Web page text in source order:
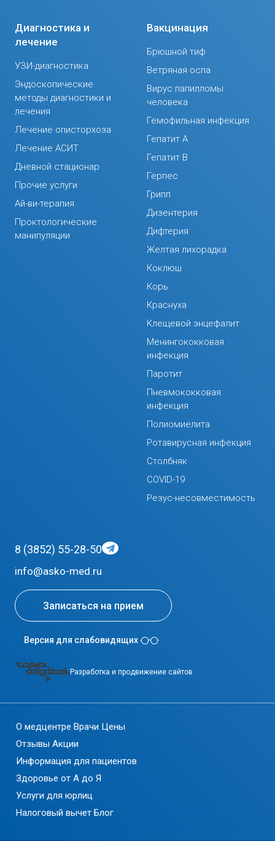
Диагностика и
лечение
УЗИ-диагностика
Эндоскопические
методы диагностики и
лечения
Лечение описторхоза
Лечение АСИТ
Дневной стационар
Прочие услуги
Ай-ви-терапия
Проктологические
манипуляции
Вакцинация
Брюшной тиф
Ветряная оспа
Вирус папилломы
человека
Гемофильная инфекция
Гепатит А
Гепатит В
Герпес
Грипп
Дизентерия
Дифтерия
Желтая лихорадка
Коклюш
Корь
Краснуха
Клещевой энцефалит
Менингококковая
инфекция
Паротит
Пневмококковая
инфекция
Полиомиелита
Ротавирусная инфекция
Столбняк
COVID-19
Резус-несовместимость
8 (3852) 55-28-50
info@asko-med.ru
Записаться на прием
Версия для слабовидящих
Разработка и продвижение сайтов
О медцентре Врачи Цены
Отзывы Акции
Информация для пациентов
Здоровье от А до Я
Услуги для юрлиц
Налоговый вычет Блог